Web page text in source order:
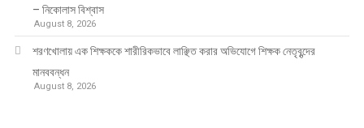
– নিকোলাস বিশ্বাস
August 8, 2026
শরণখোলায় এক শিক্ষককে শারীরিকভাবে লাঞ্ছিত করার অভিযোগে শিক্ষক নেতৃবৃন্দের
মানববন্ধন
August 8, 2026